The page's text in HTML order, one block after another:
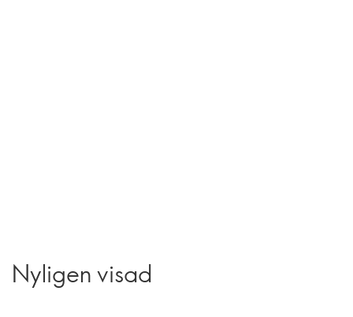
Nyligen visad